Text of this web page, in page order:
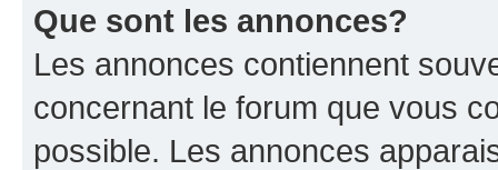
Que sont les annonces?
Les annonces contiennent
concernant le forum que vous
possible. Les annonces